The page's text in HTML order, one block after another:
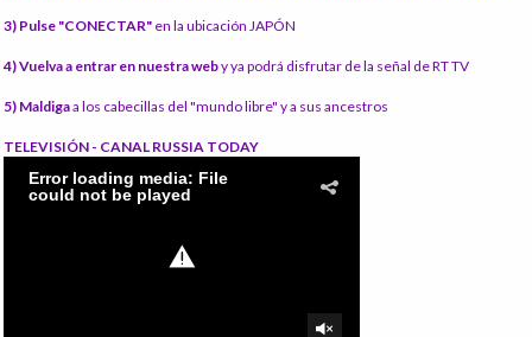
3) Pulse "CONECTAR" en la ubicación JAPÓN
4) Vuelva a entrar en nuestra weby ya podrá disfrutar de la señal de RT TV
5) Maldigaa los cabecillas del "mundo libre" y a sus ancestros
TELEVISIÓN - CANAL RUSSIA TODAY